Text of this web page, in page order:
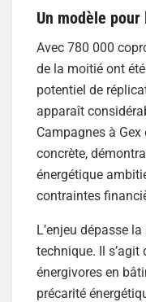
Un modèle
Avec 780 000
de la moitié ont
potentiel de
apparaît
Campagnes à
concrète,
énergétique
contraintes
L’enjeu dépasse
technique. Il
énergivores en
précarité